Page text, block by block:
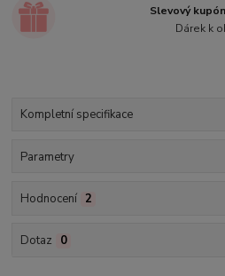
Slevový
Dárek k
Kompletní specifikace
Parametry
Hodnocení 2
Dotaz 0